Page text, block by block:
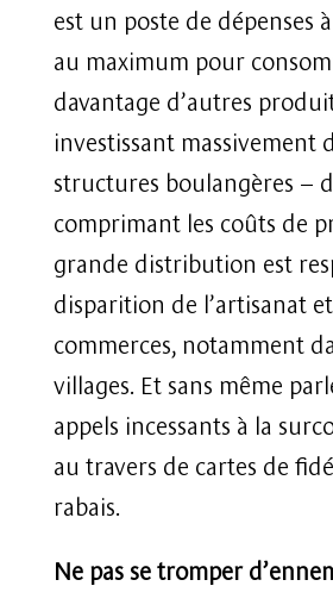
est un poste de dépenses
au maximum pour
davantage d’autres
investissant massivement
structures boulangères –
comprimant les coûts de
grande distribution est
disparition de l’artisanat
commerces, notamment
villages. Et sans même
appels incessants à la
au travers de cartes de
rabais.
Ne pas se tromper